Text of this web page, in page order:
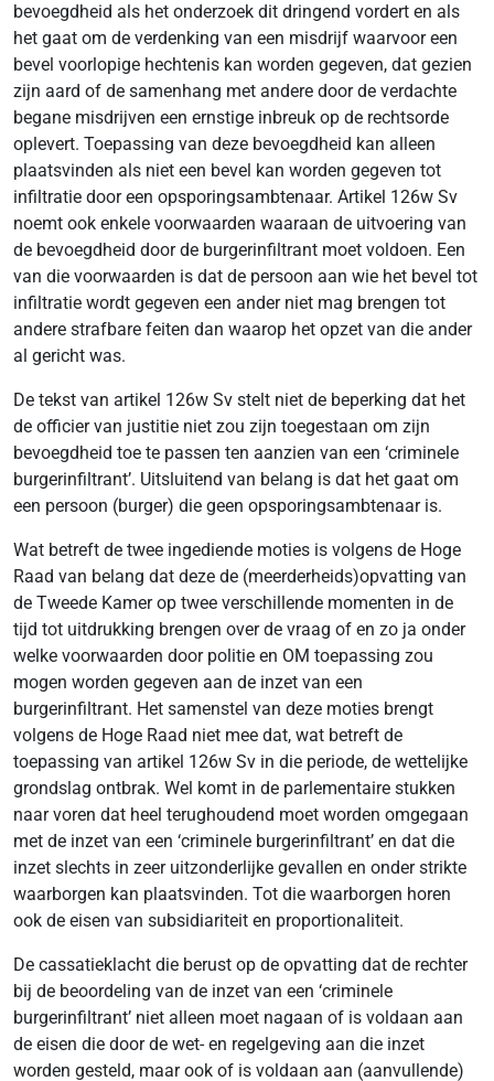
bevoegdheid als het onderzoek dit dringend vordert en als
het gaat om de verdenking van een misdrijf waarvoor een
bevel voorlopige hechtenis kan worden gegeven, dat gezien
zijn aard of de samenhang met andere door de verdachte
begane misdrijven een ernstige inbreuk op de rechtsorde
oplevert. Toepassing van deze bevoegdheid kan alleen
plaatsvinden als niet een bevel kan worden gegeven tot
infiltratie door een opsporingsambtenaar. Artikel 126w Sv
noemt ook enkele voorwaarden waaraan de uitvoering van
de bevoegdheid door de burgerinfiltrant moet voldoen. Een
van die voorwaarden is dat de persoon aan wie het bevel tot
infiltratie wordt gegeven een ander niet mag brengen tot
andere strafbare feiten dan waarop het opzet van die ander
al gericht was.
De tekst van artikel 126w Sv stelt niet de beperking dat het
de officier van justitie niet zou zijn toegestaan om zijn
bevoegdheid toe te passen ten aanzien van een ‘criminele
burgerinfiltrant’. Uitsluitend van belang is dat het gaat om
een persoon (burger) die geen opsporingsambtenaar is.
Wat betreft de twee ingediende moties is volgens de Hoge
Raad van belang dat deze de (meerderheids)opvatting van
de Tweede Kamer op twee verschillende momenten in de
tijd tot uitdrukking brengen over de vraag of en zo ja onder
welke voorwaarden door politie en OM toepassing zou
mogen worden gegeven aan de inzet van een
burgerinfiltrant. Het samenstel van deze moties brengt
volgens de Hoge Raad niet mee dat, wat betreft de
toepassing van artikel 126w Sv in die periode, de wettelijke
grondslag ontbrak. Wel komt in de parlementaire stukken
naar voren dat heel terughoudend moet worden omgegaan
met de inzet van een ‘criminele burgerinfiltrant’ en dat die
inzet slechts in zeer uitzonderlijke gevallen en onder strikte
waarborgen kan plaatsvinden. Tot die waarborgen horen
ook de eisen van subsidiariteit en proportionaliteit.
De cassatieklacht die berust op de opvatting dat de rechter
bij de beoordeling van de inzet van een ‘criminele
burgerinfiltrant’ niet alleen moet nagaan of is voldaan aan
de eisen die door de wet- en regelgeving aan die inzet
worden gesteld, maar ook of is voldaan aan (aanvullende)